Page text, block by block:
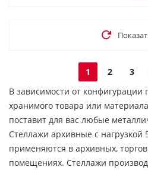
1 2 3
В зависимости от
хранимого товара или
поставит для вас любые
Стеллажи архивные с нагрузкой
применяются в архивных,
помещениях. Стеллажи